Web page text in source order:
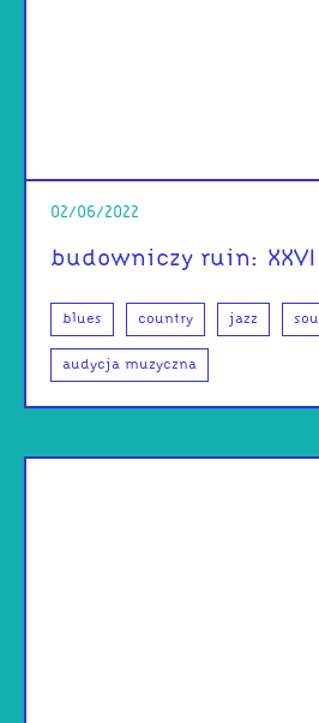
02/06/2022
budowniczy ruin: XXVI
blues country jazz soul
audycja muzyczna